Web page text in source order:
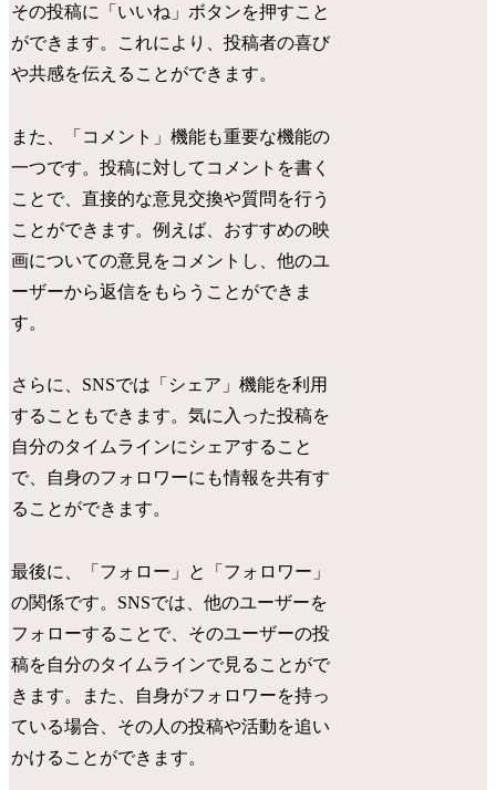
その投稿に「いいね」ボタンを押すこと
ができます。これにより、投稿者の喜び
や共感を伝えることができます。
また、「コメント」機能も重要な機能の
一つです。投稿に対してコメントを書く
ことで、直接的な意見交換や質問を行う
ことができます。例えば、おすすめの映
画についての意見をコメントし、他のユ
ーザーから返信をもらうことができま
す。
さらに、SNSでは「シェア」機能を利用
することもできます。気に入った投稿を
自分のタイムラインにシェアすること
で、自身のフォロワーにも情報を共有す
ることができます。
最後に、「フォロー」と「フォロワー」
の関係です。SNSでは、他のユーザーを
フォローすることで、そのユーザーの投
稿を自分のタイムラインで見ることがで
きます。また、自身がフォロワーを持っ
ている場合、その人の投稿や活動を追い
かけることができます。